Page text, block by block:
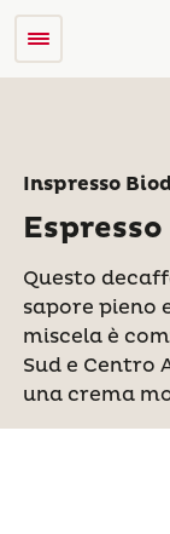
Inspresso
Questo
sapore pieno
miscela è
Sud e Centro
una crema